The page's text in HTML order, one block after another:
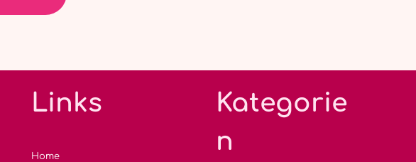
Links
Home
Kategorie
n